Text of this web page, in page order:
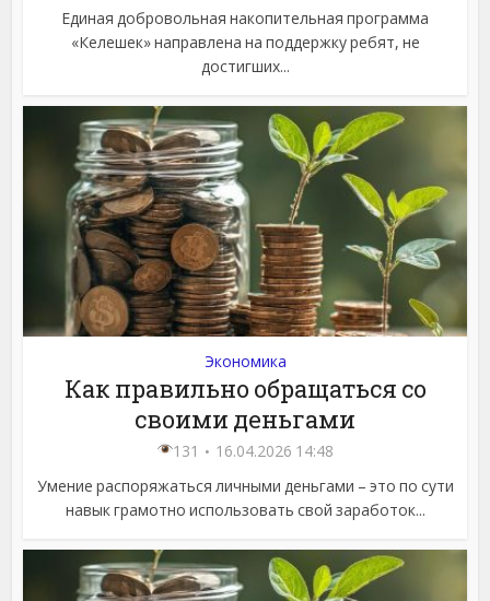
Единая добровольная накопительная программа
«Келешек» направлена на поддержку ребят, не
достигших...
Экономика
Как правильно обращаться со
своими деньгами
131
16.04.2026 14:48
Умение распоряжаться личными деньгами – это по сути
навык грамотно использовать свой заработок...